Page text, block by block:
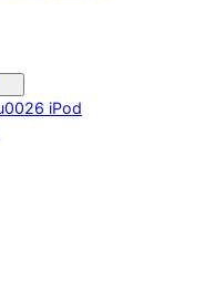
iPod